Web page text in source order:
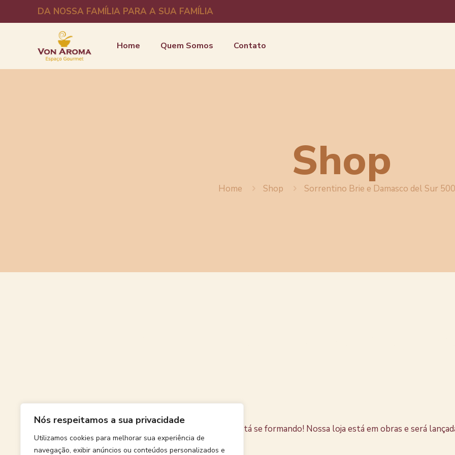
Nós respeitamos a sua privacidade
Utilizamos cookies para melhorar sua experiência de
navegação, exibir anúncios ou conteúdos personalizados e
DA NOSSA FAMÍLIA PARA A SUA FAMÍLIA
Home Quem Somos Contato
Shop
Home Shop Sorrentino Brie e Damasco del Sur
Algo grande está se formando! Nossa loja está em obras e será